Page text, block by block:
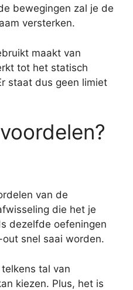
bewegingen zal je de
versterken.
maakt van
tot het statisch
staat dus geen limiet
van de
die het je
dezelfde oefeningen
snel saai worden.
tal van
kiezen. Plus, het is